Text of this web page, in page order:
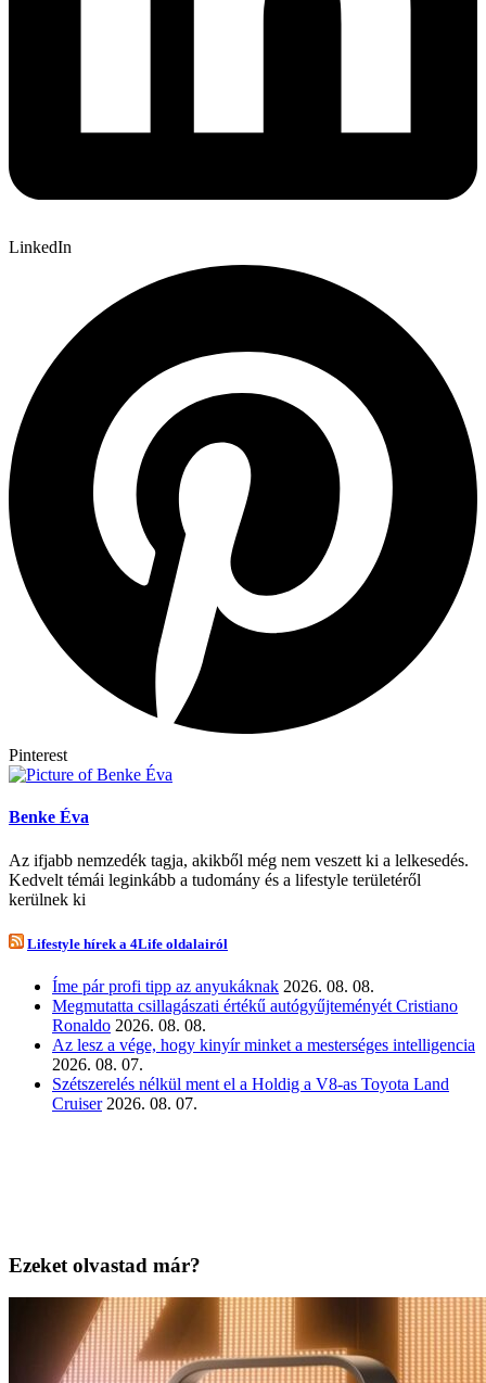
LinkedIn
Pinterest
Benke Éva
Az ifjabb nemzedék tagja, akikből még nem veszett ki a lelkesedés.
Kedvelt témái leginkább a tudomány és a lifestyle területéről
kerülnek ki
Lifestyle hírek a 4Life oldalairól
Íme pár profi tipp az anyukáknak 2026. 08. 08.
Megmutatta csillagászati értékű autógyűjteményét Cristiano
Ronaldo 2026. 08. 08.
Az lesz a vége, hogy kinyír minket a mesterséges intelligencia
2026. 08. 07.
Szétszerelés nélkül ment el a Holdig a V8-as Toyota Land
Cruiser 2026. 08. 07.
Ezeket olvastad már?